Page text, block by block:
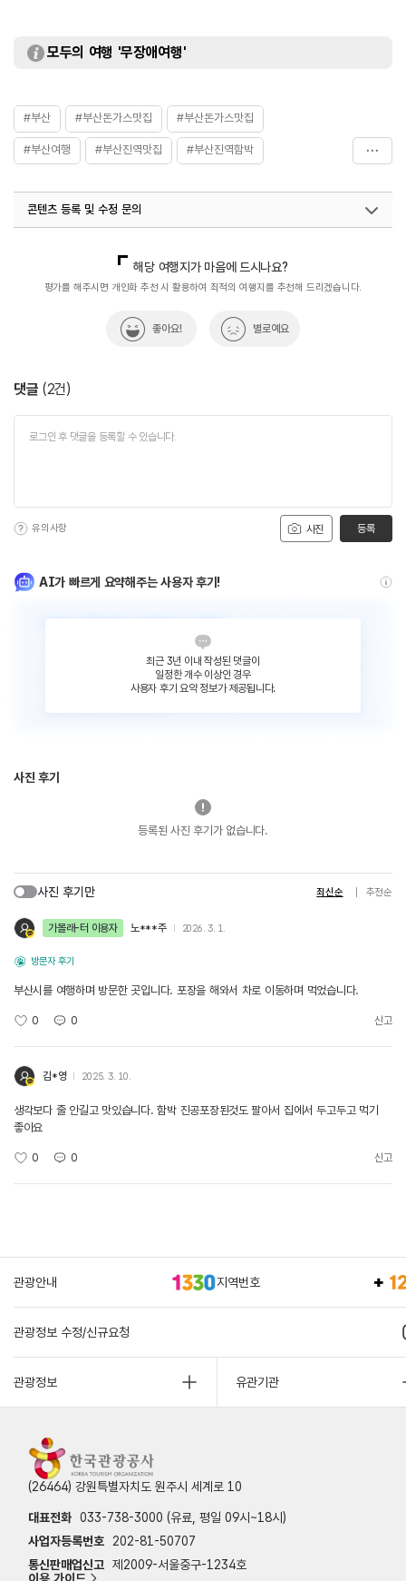
모두의 여행 '무장애여행'
#부산 #부산돈가스맛집 #부산돈가스맛집
#부산여행 #부산진역맛집 #부산진역함박
콘텐츠 등록 및 수정 문의
해당 여행지가 마음에 드시나요?
평가를 해주시면 개인화 추천 시 활용하여 최적의 여행지를 추천해 드리겠습니다.
좋아요! 별로예요
댓글 (2건)
사진
유의사항 등록
AI가 빠르게 요약해주는 사용자 후기!
최근 3년 이내 작성된 댓글이
일정한 개수 이상인 경우
사용자 후기 요약 정보가 제공됩니다.
사진 후기
등록된 사진 후기가 없습니다.
사진 후기만 최신순 추천순
가볼래-터 이용자 노***주 2026. 3. 1.
방문자 후기
부산시를 여행하며 방문한 곳입니다. 포장을 해와서 차로 이동하며 먹었습니다.
0 0 신고
김*영 2025. 3. 10.
생각보다 줄 안길고 맛있습니다. 함박 진공포장된것도 팔아서 집에서 두고두고 먹기
좋아요
0 0 신고
관광안내 지역번호
관광정보 수정/신규요청
관광정보 유관기관
(26464) 강원특별자치도 원주시 세계로 10
대표전화 033-738-3000 (유료, 평일 09시~18시)
사업자등록번호
202-81-50707
통신판매업신고 제2009-서울중구-1234호